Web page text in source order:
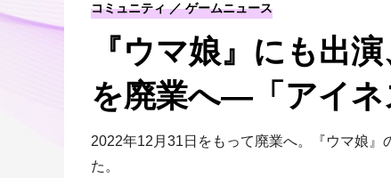
『ウマ娘』にも出
を廃業へ―「アイネ
2022年12月31日をもって廃業へ。『ウマ娘
た。
コミュニティ ゲームニュース